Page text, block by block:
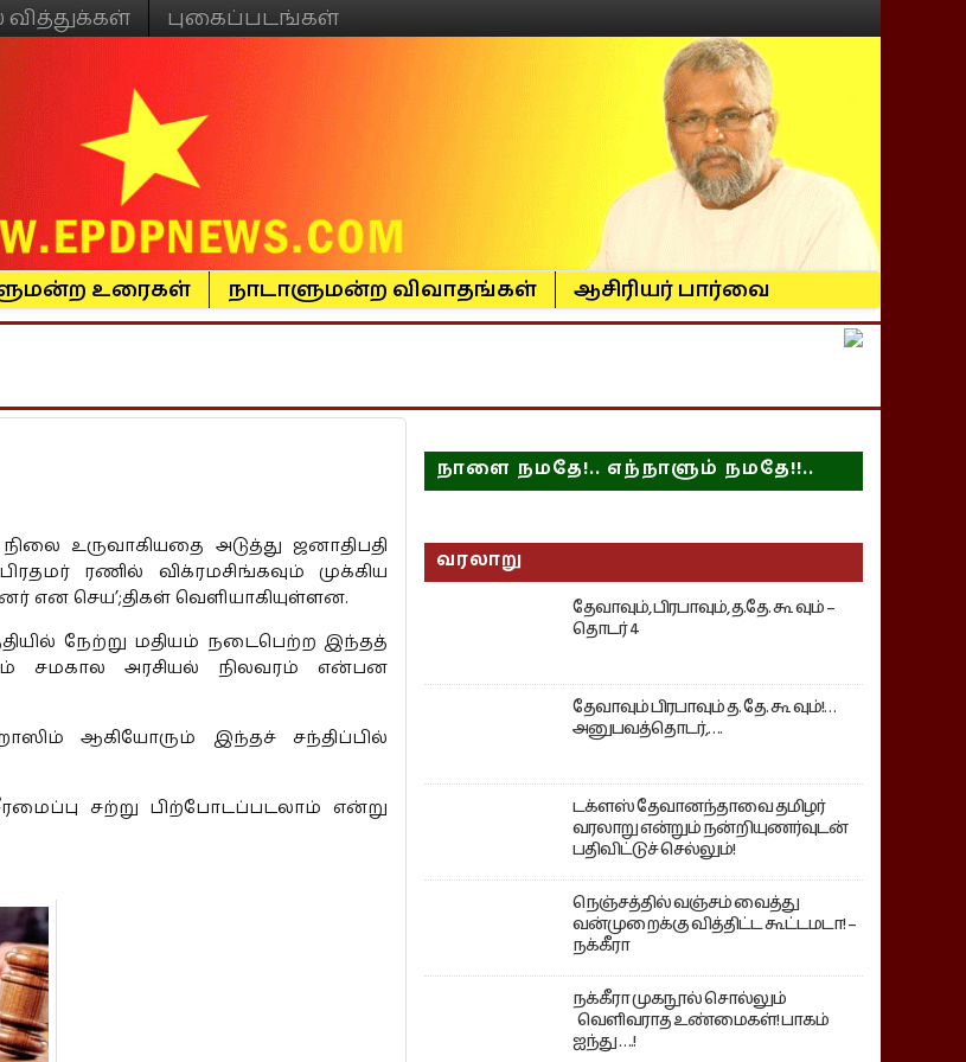
வித்துக்கள் புகைப்படங்கள்
உரைகள் நாடாளுமன்ற விவாதங்கள் ஆசிரியர் பார்வை
உருவாகியதை அடுத்து ஜனாதிபதி
ரணில் விக்ரமசிங்கவும் முக்கிய
என செய’;திகள் வெளியாகியுள்ளன.
நேற்று மதியம் நடைபெற்ற இந்தத்
சமகால அரசியல் நிலவரம் என்பன
ஆகியோரும் இந்தச் சந்திப்பில்
சற்று பிற்போடப்படலாம் என்று
நாளை நமதே!.. எந்நாளும் நமதே!!..
வரலாறு
தேவாவும், பிரபாவும், த.தே. கூ வும் –
தொடர் 4
தேவாவும் பிரபாவும் த. தே. கூ வும்!…
அனுபவத்தொடர்,….
டக்ளஸ் தேவானந்தாவை தமிழர்
வரலாறு என்றும் நன்றியுணர்வுடன்
பதிவிட்டுச் செல்லும்!
நெஞ்சத்தில் வஞ்சம் வைத்து
வன்முறைக்கு வித்திட்ட கூட்டமடா! –
நக்கீரா
நக்கீரா முகநூல் சொல்லும்
வெளிவராத உண்மைகள்! பாகம்
ஐந்து ….!